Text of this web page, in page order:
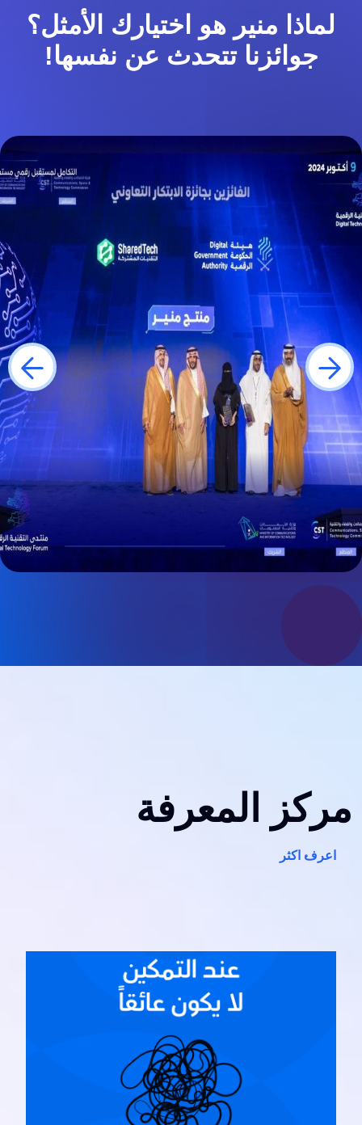
لماذا منير هو اختيارك الأمثل؟
جوائزنا تتحدث عن نفسها!
مركز المعرفة
اعرف اكثر